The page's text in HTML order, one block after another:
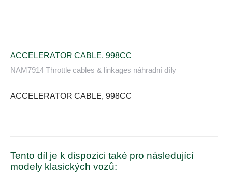
ACCELERATOR CABLE, 998CC
NAM7914 Throttle cables & linkages náhradní díly
ACCELERATOR CABLE, 998CC
Tento díl je k dispozici také pro následující
modely klasických vozů: